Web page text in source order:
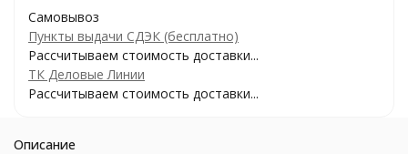
Самовывоз
Пункты выдачи СДЭК (бесплатно)
Рассчитываем стоимость доставки...
ТК Деловые Линии
Рассчитываем стоимость доставки...
Описание